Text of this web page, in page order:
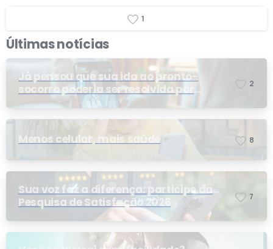
1
Últimas notícias
Já pensou que sua ida ao pronto-
socorro poderia ser resolvida por
telemedicina?
2
Menos celular, mais saúde 8
Sua voz faz a diferença: participe da
Pesquisa de Satisfação 2026
7